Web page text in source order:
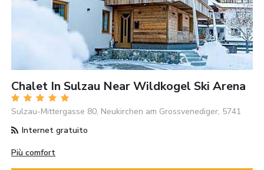
Chalet In Sulzau Near Wildkogel Ski Arena
Sulzau-Mittergasse 80, Neukirchen am Grossvenediger, 5741
Internet gratuito
Più comfort